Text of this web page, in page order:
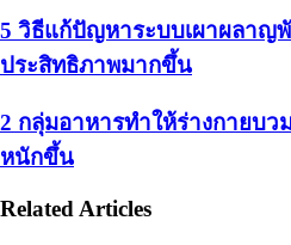
5 วิธีแก้ปัญหาระบบเผาผลาญ
ประสิทธิภาพมากขึ้น
2 กลุ่มอาหารทำให้ร่างกายบ
หนักขึ้น
Related Articles